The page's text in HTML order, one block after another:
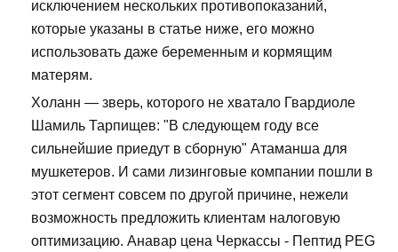
исключением нескольких противопоказаний,
которые указаны в статье ниже, его можно
использовать даже беременным и кормящим
матерям.
Холанн — зверь, которого не хватало Гвардиоле
Шамиль Тарпищев: "В следующем году все
сильнейшие приедут в сборную" Атаманша для
мушкетеров. И сами лизинговые компании пошли в
этот сегмент совсем по другой причине, нежели
возможность предложить клиентам налоговую
оптимизацию. Анавар цена Черкассы - Пептид PEG